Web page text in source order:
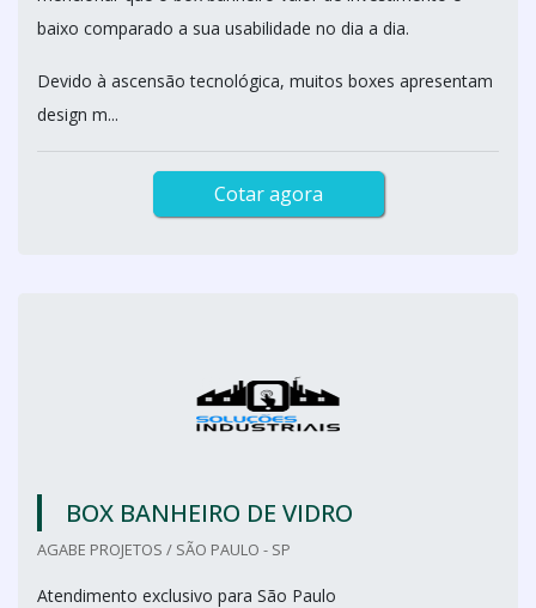
baixo comparado a sua usabilidade no dia a dia.
Devido à ascensão tecnológica, muitos boxes apresentam
design m...
Cotar agora
BOX BANHEIRO DE VIDRO
AGABE PROJETOS / SÃO PAULO - SP
Atendimento exclusivo para São Paulo